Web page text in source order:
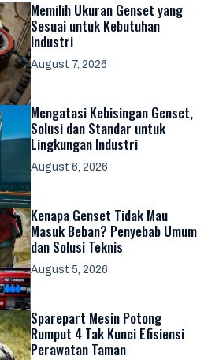
Memilih Ukuran Genset yang
Sesuai untuk Kebutuhan
Industri
August 7, 2026
Mengatasi Kebisingan Genset,
Solusi dan Standar untuk
Lingkungan Industri
August 6, 2026
Kenapa Genset Tidak Mau
Masuk Beban? Penyebab Umum
dan Solusi Teknis
August 5, 2026
Sparepart Mesin Potong
Rumput 4 Tak Kunci Efisiensi
Perawatan Taman